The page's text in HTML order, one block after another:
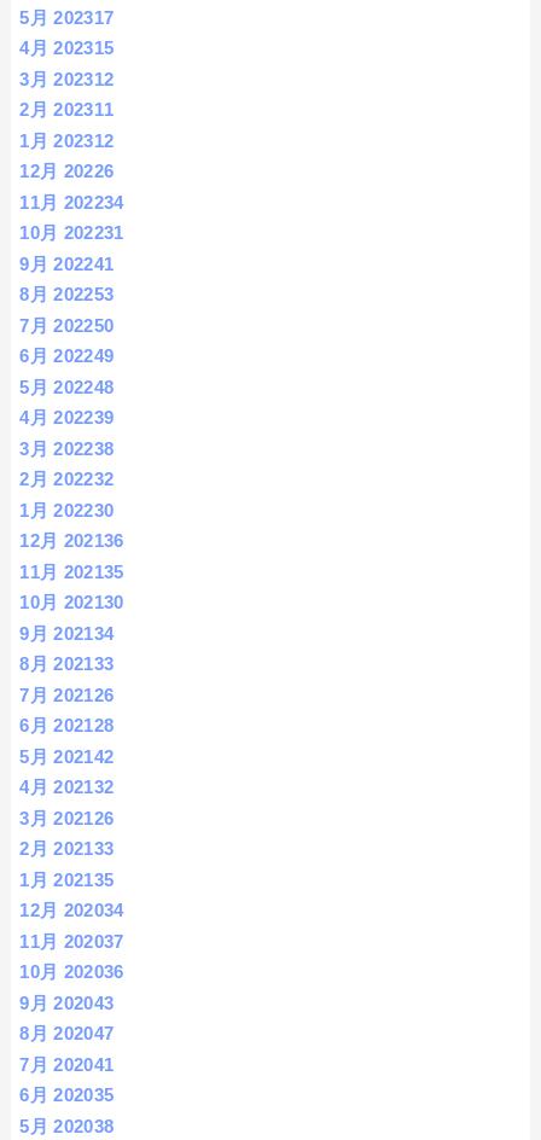
5月 202317
4月 202315
3月 202312
2月 202311
1月 202312
12月 20226
11月 202234
10月 202231
9月 202241
8月 202253
7月 202250
6月 202249
5月 202248
4月 202239
3月 202238
2月 202232
1月 202230
12月 202136
11月 202135
10月 202130
9月 202134
8月 202133
7月 202126
6月 202128
5月 202142
4月 202132
3月 202126
2月 202133
1月 202135
12月 202034
11月 202037
10月 202036
9月 202043
8月 202047
7月 202041
6月 202035
5月 202038